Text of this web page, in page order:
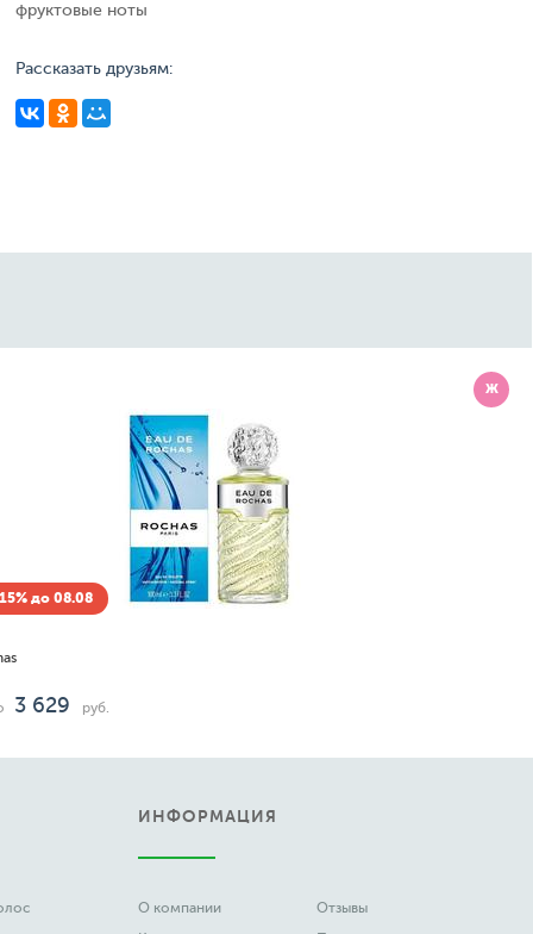
фруктовые ноты
Рассказать друзьям:
ИНФОРМАЦИЯ
О компании
Отзывы